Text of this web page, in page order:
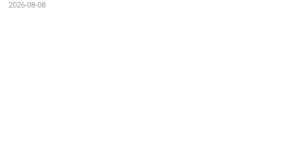
2026-08-08